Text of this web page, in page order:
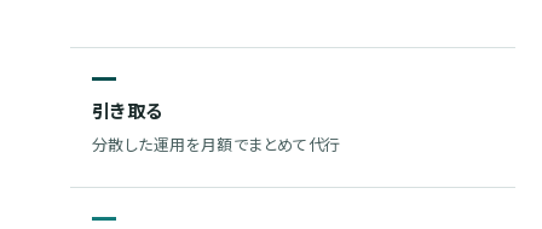
引き取る
分散した運用を月額でまとめて代行